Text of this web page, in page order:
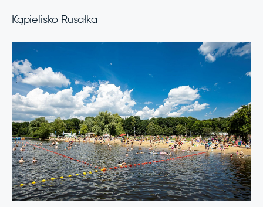
Kąpielisko Rusałka